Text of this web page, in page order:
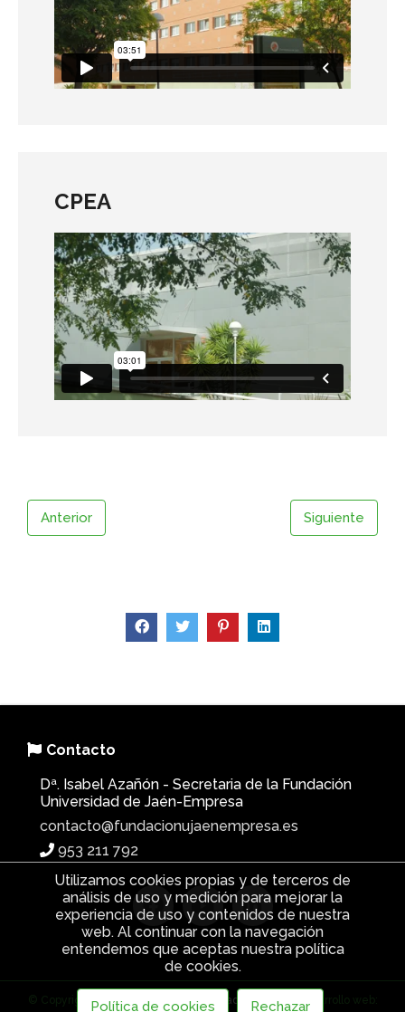
CPEA
Anterior Siguiente
Contacto
Dª. Isabel Azañón - Secretaria de la Fundación
Universidad de Jaén-Empresa
contacto@fundacionujaenempresa.es
953 211 792
© Copyright 2026 | Política de privacidad Cookies | Desarrollo web:
Utilizamos cookies propias y de terceros de
análisis de uso y medición para mejorar la
experiencia de uso y contenidos de nuestra
web. Al continuar con la navegación
entendemos que aceptas nuestra política
de cookies.
Política de cookies Rechazar